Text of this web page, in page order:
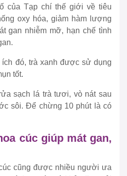
của Tạp chí thế giới về tiêu
oxy hóa, giảm hàm lượng
gan nhiễm mỡ, hạn chế tình
đó, trà xanh được sử dụng
tốt.
sạch lá trà tươi, vò nát sau
sôi. Để chừng 10 phút là có
cúc giúp mát gan,
cũng được nhiều người ưa